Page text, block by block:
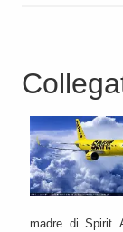
madre di Spirit